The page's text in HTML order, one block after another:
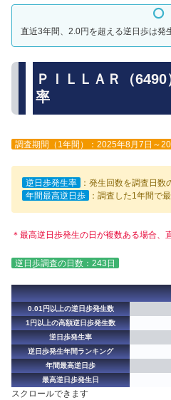
直近3年間、2.0円を超える逆日歩は発
ＰＩＬＬＡＲ（
率
調査期間（1年間）：2025年8月7日～
逆日歩発生率
：発生回数を調査日
年間最高逆日歩
：調査した1年間で
＊最高逆日歩発生の日が複数ある場合、
逆日歩調査の日数：243日
0.01円以上の逆日歩発生数
1円以上の高額逆日歩発生数
逆日歩発生率
逆日歩発生年間ランキング
年間最高逆日歩
最高逆日歩発生日
スクロールできます